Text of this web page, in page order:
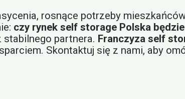
rosnące potrzeby
czy rynek self storage Polska będzie
stabilnego partnera. Franczyza self
Skontaktuj się z nami, aby